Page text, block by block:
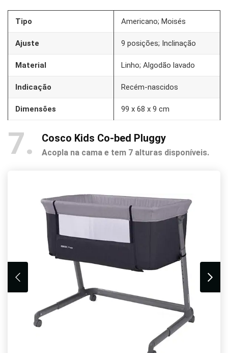
Tipo Americano; Moisés
Ajuste 9 posições; Inclinação
Material Linho; Algodão lavado
Indicação Recém-nascidos
Dimensões 99 x 68 x 9 cm
7 Cosco Kids Co-bed Pluggy
Acopla na cama e tem 7 alturas disponíveis.